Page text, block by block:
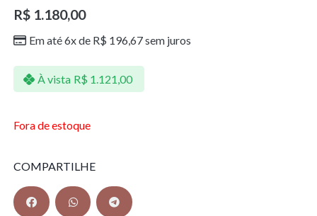
R$1.180,00
Em até 6x de R$ 196,67sem juros
À vista R$ 1.121,00
Fora de estoque
COMPARTILHE